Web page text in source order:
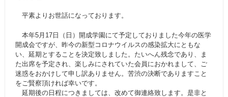
平素よりお世話になっております。
本年5月17日（日）開成学園にて予定しておりました今年の医学
開成会ですが、昨今の新型コロナウイルスの感染拡大にともな
い、延期とすることを決定致しました。たいへん残念であり、ま
た出席を予定され、楽しみにされていた会員におかれまして、ご
迷惑をおかけして申し訳ありません。苦渋の決断でありますこと
をご賢察頂ければ幸いです。
延期後の日程につきましては、改めて御連絡致します。是非と